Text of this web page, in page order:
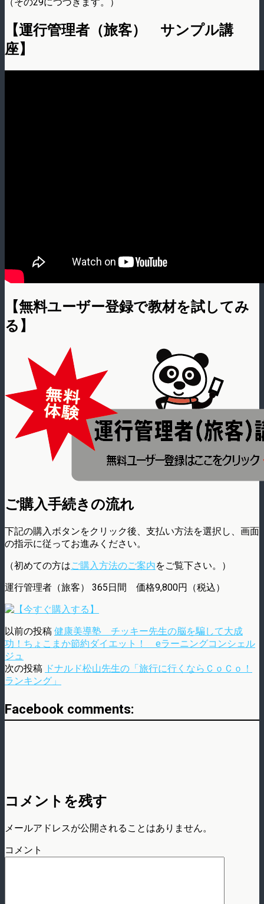
【運行管理者（旅客） サンプル講
座】
【無料ユーザー登録で教材を試してみ
る】
ご購入手続きの流れ
下記の購入ボタンをクリック後、支払い方法を選択し、画面
の指示に従ってお進みください。
（初めての方はご購入方法のご案内をご覧下さい。）
運行管理者（旅客） 365日間 価格9,800円（税込）
以前の投稿 健康美導塾 チッキー先生の脳を騙して大成
功！ちょこまか節約ダイエット！ eラーニングコンシェル
ジュ
次の投稿 ドナルド松山先生の「旅行に行くならＣｏＣｏ！
ランキング」
Facebook comments:
コメントを残す
メールアドレスが公開されることはありません。
コメント